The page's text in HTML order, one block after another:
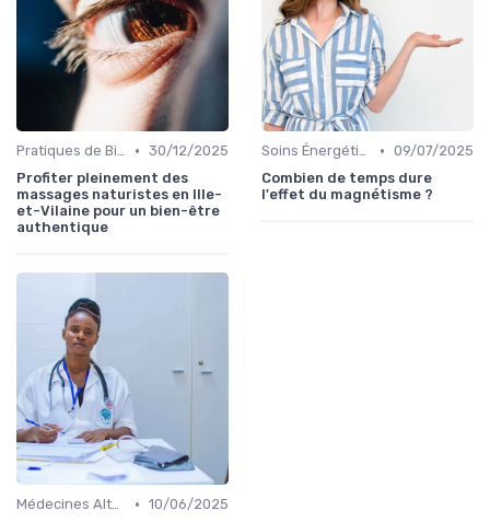
Pratiques de Bien-être Anciennes • 30/12/2025
Profiter pleinement des
massages naturistes en Ille-
et-Vilaine pour un bien-être
authentique
Soins Énergétiques • 09/07/2025
Combien de temps dure
l'effet du magnétisme ?
Médecines Alternatives • 10/06/2025